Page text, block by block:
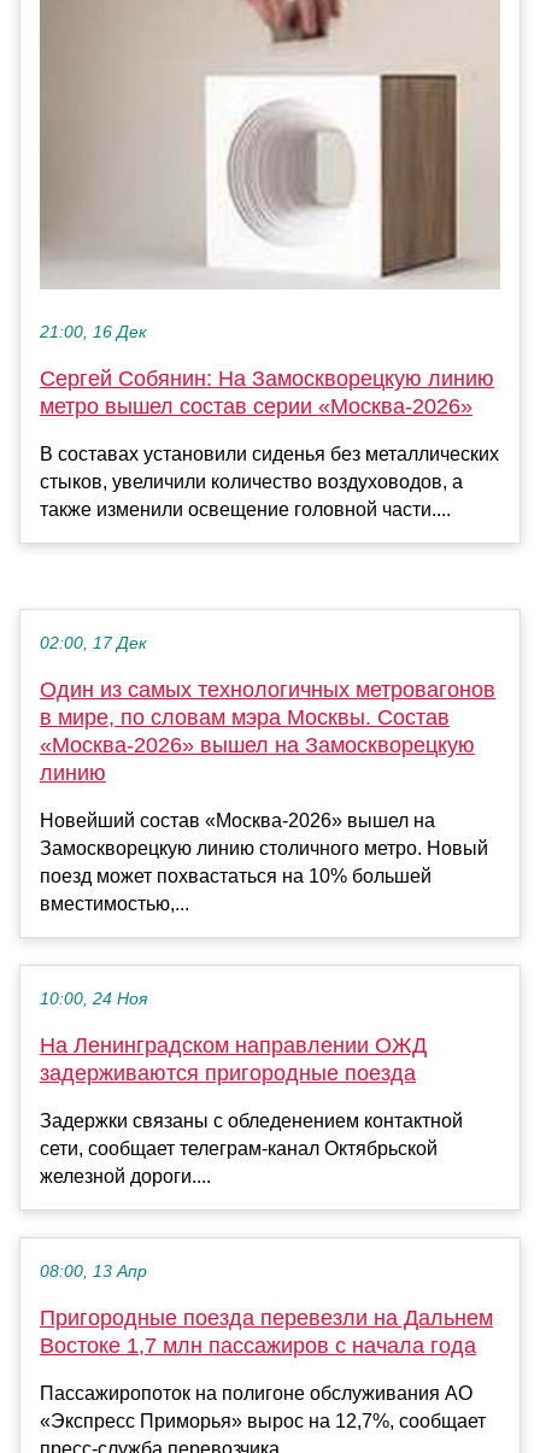
21:00, 16 Дек
Сергей Собянин: На Замоскворецкую линию
метро вышел состав серии «Москва-2026»
В составах установили сиденья без металлических
стыков, увеличили количество воздуховодов, а
также изменили освещение головной части....
02:00, 17 Дек
Один из самых технологичных метровагонов
в мире, по словам мэра Москвы. Состав
«Москва-2026» вышел на Замоскворецкую
линию
Новейший состав «Москва-2026» вышел на
Замоскворецкую линию столичного метро. Новый
поезд может похвастаться на 10% большей
вместимостью,...
10:00, 24 Ноя
На Ленинградском направлении ОЖД
задерживаются пригородные поезда
Задержки связаны с обледенением контактной
сети, сообщает телеграм-канал Октябрьской
железной дороги....
08:00, 13 Апр
Пригородные поезда перевезли на Дальнем
Востоке 1,7 млн пассажиров с начала года
Пассажиропоток на полигоне обслуживания АО
«Экспресс Приморья» вырос на 12,7%, сообщает